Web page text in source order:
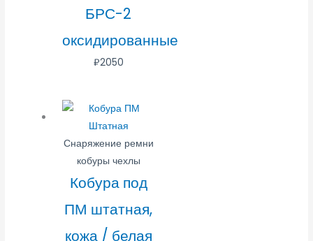
БРС-2
оксидированные
₽2050
Снаряжение ремни
кобуры чехлы
Кобура под
ПМ штатная,
кожа / белая